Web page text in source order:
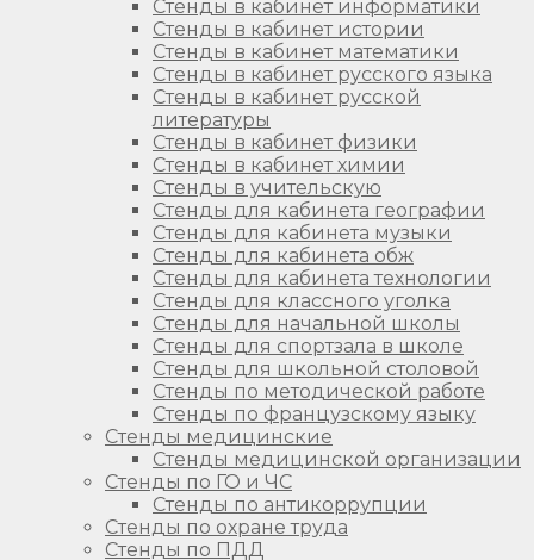
Стенды в кабинет информатики
Стенды в кабинет истории
Стенды в кабинет математики
Стенды в кабинет русского языка
Стенды в кабинет русской
литературы
Стенды в кабинет физики
Стенды в кабинет химии
Стенды в учительскую
Стенды для кабинета географии
Стенды для кабинета музыки
Стенды для кабинета обж
Стенды для кабинета технологии
Стенды для классного уголка
Стенды для начальной школы
Стенды для спортзала в школе
Стенды для школьной столовой
Стенды по методической работе
Стенды по французскому языку
Стенды медицинские
Стенды медицинской организации
Стенды по ГО и ЧС
Стенды по антикоррупции
Стенды по охране труда
Стенды по ПДД